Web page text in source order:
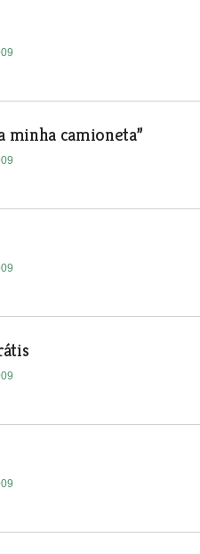
minha camioneta”